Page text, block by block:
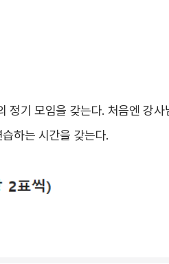
정기 모임을 갖는다. 처음엔 강사
하는 시간을 갖는다.